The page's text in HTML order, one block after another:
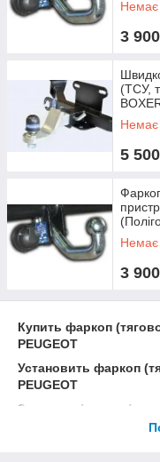
Немає
3 900
(ТСУ,
Немає
5 500
Немає
3 900
Купить фаркоп
PEUGEOT
Установить фаркоп
PEUGEOT
Заказать фаркоп